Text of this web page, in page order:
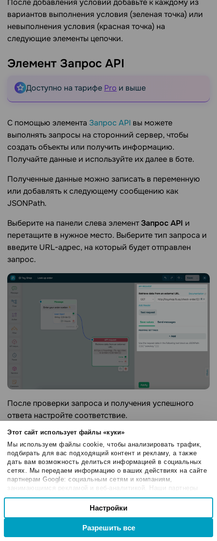
Этот сайт использует файлы «куки»
Мы используем файлы cookie, чтобы анализировать трафик,
подбирать для вас подходящий контент и рекламу, а также
дать вам возможность делиться информацией в социальных
сетях. Мы передаем информацию о ваших действиях на сайте
партнерам Google: социальным сетям и компаниям,
занимающимся рекламой и веб-аналитикой. Наши партнеры
могут комбинировать эти сведения с предоставленной вами
информацией, а также данными, которые они получили при
использовании вами их сервисов.
Выбор
Настроечные
Настройки
Разрешить все
После добавления условий добавьте к каждому из
вариантов выполнения условия (зеленая точка) или
невыполнения условия (красная точка) на
следующие элементы цепочки.
Элемент Запрос API
Доступно на тарифе Pro и выше
С помощью элемента Запрос API вы можете
выполнять запросы на сторонний сервер, чтобы
создать объекты или получить информацию.
Получайте данные и используйте их далее в боте.
Полученные данные можно записать в переменную
или добавлять к следующему сообщению как
JSONPath.
Выберите на панели слева элементЗапрос API и
перетащите в нужное место. Выберите тип запроса и
введите URL-адрес, на который будет отправлен
запрос.
После проверки запроса и получения успешного
ответа настройте соответствие.
ЭлементПауза
С помощью элементаПаузавы можете установить
период, в течение которого подписчику не
отправляются автоматические сообщения. Паузу
можно установить в минутах, часах или днях.
Используйте ее в цепочке, например, для разогрева
клиента. Через указанное время будет отправлено
следующее сообщение.